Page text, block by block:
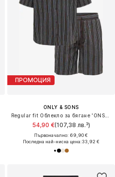
ПРОМОЦИЯ
ONLY & SONS
54,90 €(107,38 лв.³)
Първоначално: 69,90 €
Последна най-ниска цена:33,92 €